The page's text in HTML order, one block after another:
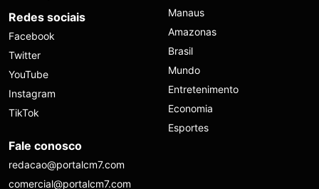
Redes sociais
Facebook
Twitter
YouTube
Instagram
TikTok
Manaus
Amazonas
Brasil
Mundo
Entretenimento
Economia
Esportes
Fale conosco
redacao@portalcm7.com
comercial@portalcm7.com